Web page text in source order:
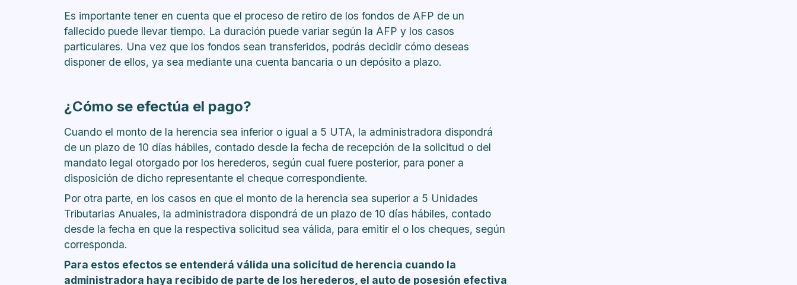
Es importante tener en cuenta que el proceso de retiro de los fondos de AFP de un
fallecido puede llevar tiempo. La duración puede variar según la AFP y los casos
particulares. Una vez que los fondos sean transferidos, podrás decidir cómo deseas
disponer de ellos, ya sea mediante una cuenta bancaria o un depósito a plazo.
¿Cómo se efectúa el pago?
Cuando el monto de la herencia sea inferior o igual a 5 UTA, la administradora dispondrá
de un plazo de 10 días hábiles, contado desde la fecha de recepción de la solicitud o del
mandato legal otorgado por los herederos, según cual fuere posterior, para poner a
disposición de dicho representante el cheque correspondiente.
Por otra parte, en los casos en que el monto de la herencia sea superior a 5 Unidades
Tributarias Anuales, la administradora dispondrá de un plazo de 10 días hábiles, contado
desde la fecha en que la respectiva solicitud sea válida, para emitir el o los cheques, según
corresponda.
Para estos efectos se entenderá válida una solicitud de herencia cuando la
administradora haya recibido de parte de los herederos, el auto de posesión efectiva